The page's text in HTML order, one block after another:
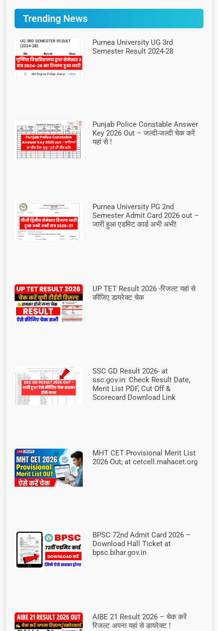
Trending News
Purnea University UG 3rd
Semester Result 2024-28
Punjab Police Constable Answer
Key 2026 Out – जल्दी-जल्दी चेक करें
यहां से !
Purnea University PG 2nd
Semester Admit Card 2026 out –
जारी हुआ एडमिट कार्ड अभी अभी!
UP TET Result 2026 -रिजल्ट यहां से
कीजिए डायरेक्ट चेक
SSC GD Result 2026- at
ssc.gov.in: Check Result Date,
Merit List PDF, Cut Off &
Scorecard Download Link
MHT CET Provisional Merit List
2026 Out; at cetcell.mahacet.org
BPSC 72nd Admit Card 2026 –
Download Hall Ticket at
bpsc.bihar.gov.in
AIBE 21 Result 2026 – चेक करें
रिजल्ट अपना यहां से डायरेक्ट !